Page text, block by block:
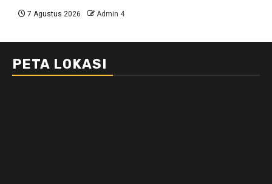
7 Agustus 2026 Admin 4
PETA LOKASI